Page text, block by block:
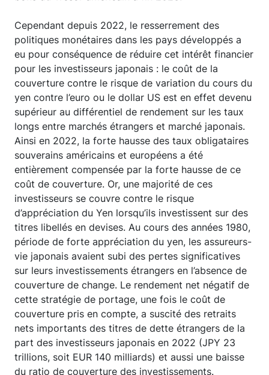
Cependant depuis 2022, le resserrement des
politiques monétaires dans les pays développés a
eu pour conséquence de réduire cet intérêt financier
pour les investisseurs japonais : le coût de la
couverture contre le risque de variation du cours du
yen contre l’euro ou le dollar US est en effet devenu
supérieur au différentiel de rendement sur les taux
longs entre marchés étrangers et marché japonais.
Ainsi en 2022, la forte hausse des taux obligataires
souverains américains et européens a été
entièrement compensée par la forte hausse de ce
coût de couverture. Or, une majorité de ces
investisseurs se couvre contre le risque
d’appréciation du Yen lorsqu’ils investissent sur des
titres libellés en devises. Au cours des années 1980,
période de forte appréciation du yen, les assureurs-
vie japonais avaient subi des pertes significatives
sur leurs investissements étrangers en l’absence de
couverture de change. Le rendement net négatif de
cette stratégie de portage, une fois le coût de
couverture pris en compte, a suscité des retraits
nets importants des titres de dette étrangers de la
part des investisseurs japonais en 2022 (JPY 23
trillions, soit EUR 140 milliards) et aussi une baisse
du ratio de couverture des investissements.